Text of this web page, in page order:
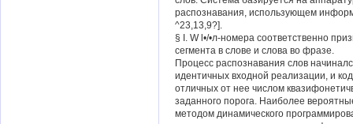
распознавания, использующем
^23,13,9?].
§ I. W l•/•л-номера соответственно
сегмента в слове и слова во фразе.
Процесс распознавания слов
идентичных входной реализации, и
отличных от нее числом
заданного порога. Наиболее
методом динамического